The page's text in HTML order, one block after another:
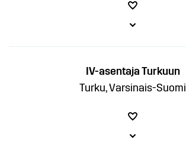
IV-asentaja Turkuun
Turku, Varsinais-Suomi